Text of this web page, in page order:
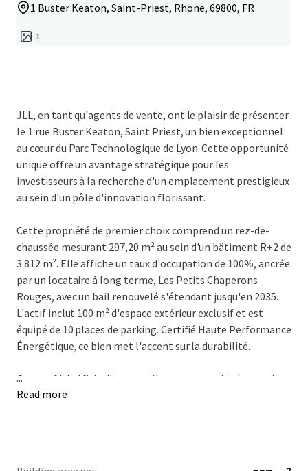
1 Buster Keaton, Saint-Priest, Rhone, 69800, FR
1
JLL, en tant qu'agents de vente, ont le plaisir de présenter
le 1 rue Buster Keaton, Saint Priest, un bien exceptionnel
au cœur du Parc Technologique de Lyon. Cette opportunité
unique offre un avantage stratégique pour les
investisseurs à la recherche d'un emplacement prestigieux
au sein d'un pôle d'innovation florissant.
Cette propriété de premier choix comprend un rez-de-
chaussée mesurant 297,20 m² au sein d'un bâtiment R+2 de
3 812 m². Elle affiche un taux d'occupation de 100%, ancrée
par un locataire à long terme, Les Petits Chaperons
Rouges, avec un bail renouvelé s'étendant jusqu'en 2035.
L'actif inclut 100 m² d'espace extérieur exclusif et est
équipé de 10 places de parking. Certifié Haute Performance
Énergétique, ce bien met l'accent sur la durabilité.
Cet actif bénéficie d'une excellente connectivité, avec des
liens de transport en commun pratiques, y compris un
...
Read more